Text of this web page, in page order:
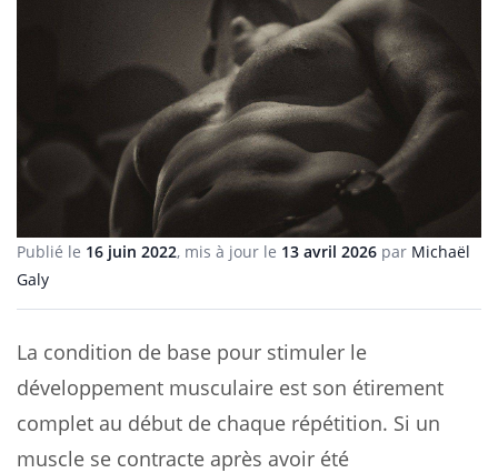
Publié le 16 juin 2022, mis à jour le 13 avril 2026 par Michaël
Galy
La condition de base pour stimuler le
développement musculaire est son étirement
complet au début de chaque répétition. Si un
muscle se contracte après avoir été